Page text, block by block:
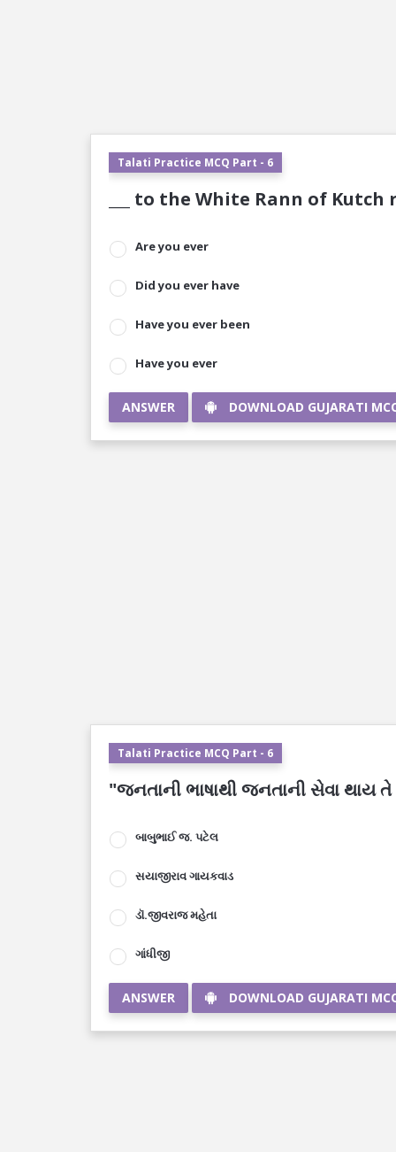
Talati Practice MCQ Part - 6
___ to the White Rann of Kutch
Are you ever
Did you ever have
Have you ever been
Have you ever
ANSWER DOWNLOAD GUJARATI
Talati Practice MCQ Part - 6
"જનતાની ભાષાથી જનતાની સેવા થાય
બાબુભાઈ જ. પટેલ
સયાજીરાવ ગાયકવાડ
ડૉ.જીવરાજ મહેતા
ગાંધીજી
ANSWER DOWNLOAD GUJARATI